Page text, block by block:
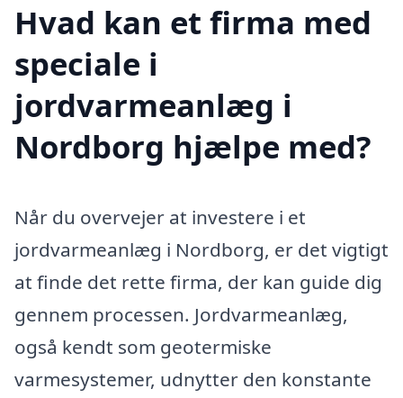
Hvad kan et firma med
speciale i
jordvarmeanlæg i
Nordborg hjælpe med?
Når du overvejer at investere i et
jordvarmeanlæg i Nordborg, er det vigtigt
at finde det rette firma, der kan guide dig
gennem processen. Jordvarmeanlæg,
også kendt som geotermiske
varmesystemer, udnytter den konstante